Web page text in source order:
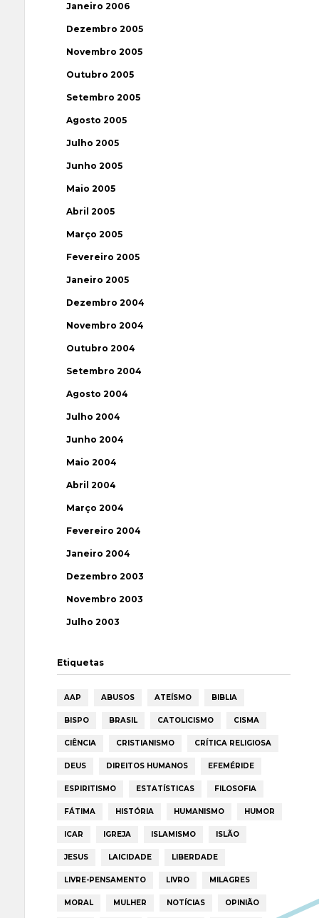
Janeiro 2006
Dezembro 2005
Novembro 2005
Outubro 2005
Setembro 2005
Agosto 2005
Julho 2005
Junho 2005
Maio 2005
Abril 2005
Março 2005
Fevereiro 2005
Janeiro 2005
Dezembro 2004
Novembro 2004
Outubro 2004
Setembro 2004
Agosto 2004
Julho 2004
Junho 2004
Maio 2004
Abril 2004
Março 2004
Fevereiro 2004
Janeiro 2004
Dezembro 2003
Novembro 2003
Julho 2003
Etiquetas
AAP ABUSOS ATEÍSMO BIBLIA
BISPO BRASIL CATOLICISMO CISMA
CIÊNCIA CRISTIANISMO CRÍTICA RELIGIOSA
DEUS DIREITOS HUMANOS EFEMÉRIDE
ESPIRITISMO ESTATÍSTICAS FILOSOFIA
FÁTIMA HISTÓRIA HUMANISMO HUMOR
ICAR IGREJA ISLAMISMO ISLÃO
JESUS LAICIDADE LIBERDADE
LIVRE-PENSAMENTO LIVRO MILAGRES
MORAL MULHER NOTÍCIAS OPINIÃO